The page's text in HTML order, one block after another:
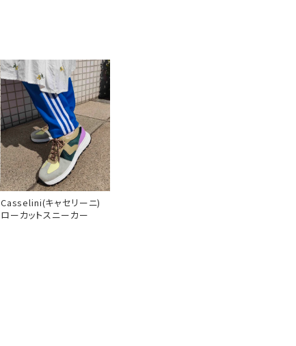
Casselini(キャセリーニ)
ローカットスニーカー